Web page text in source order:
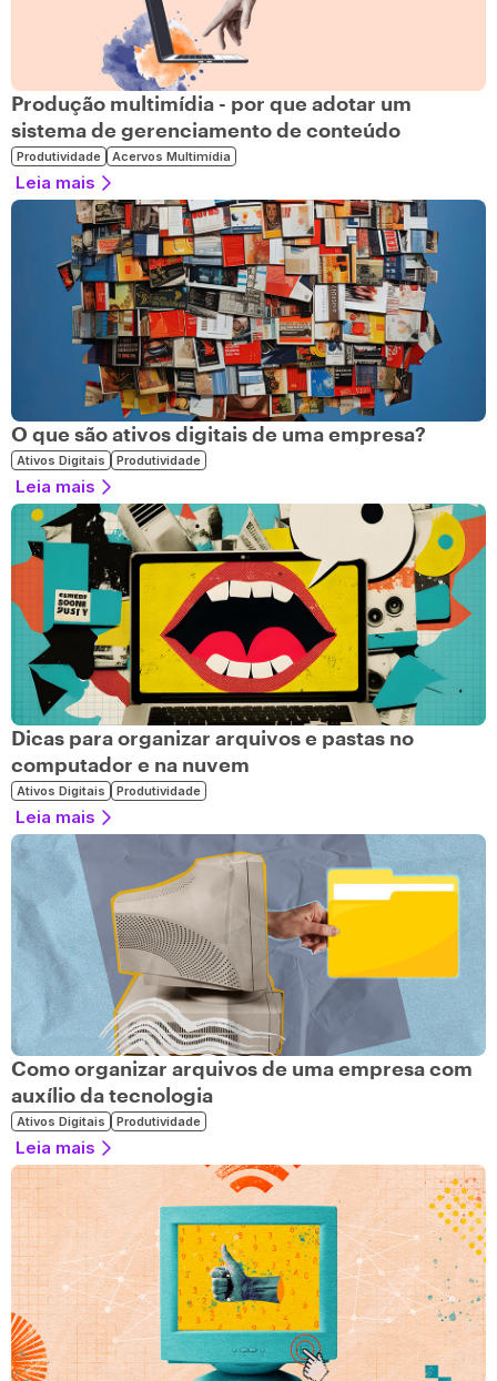
Produção multimídia - por que adotar um
sistema de gerenciamento de conteúdo
Produtividade Acervos Multimídia
Leia mais
O que são ativos digitais de uma empresa?
Ativos Digitais Produtividade
Leia mais
Dicas para organizar arquivos e pastas no
computador e na nuvem
Ativos Digitais Produtividade
Leia mais
Como organizar arquivos de uma empresa com
auxílio da tecnologia
Ativos Digitais Produtividade
Leia mais